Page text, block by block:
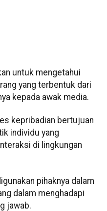
untuk mengetahui
yang terbentuk dari
kepada awak media.
kepribadian bertujuan
individu yang
di lingkungan
pihaknya dalam
dalam menghadapi
jawab.